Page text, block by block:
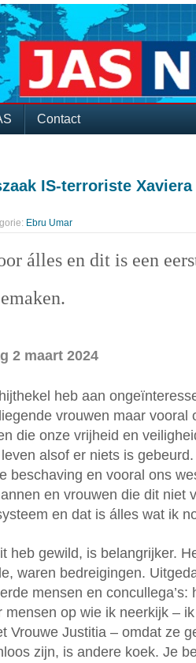
Contact
IS-terroriste Xaviera
Ebru Umar
álles en dit is een
2 maart 2024
heb aan
vrouwen maar vooral
die onze vrijheid en
alsof er niets is
beschaving en vooral ons
en vrouwen die dit niet
en dat is álles wat ik
heb gewild, is belangrijker.
waren bedreigingen.
mensen en concullega’s:
op wie ik neerkijk –
Vrouwe Justitia – omdat ze
zijn, is andere koek. Je